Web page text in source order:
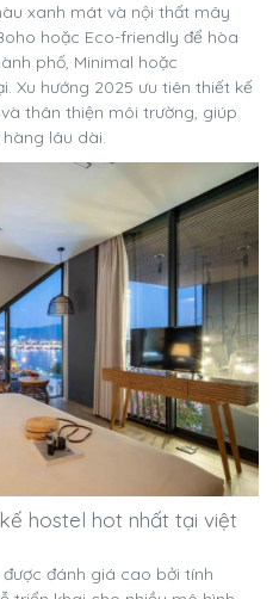
xanh mát và nội thất mây
hoặc Eco-friendly để hòa
phố, Minimal hoặc
Xu hướng 2025 ưu tiên thiết kế
thân thiện môi trường, giúp
lâu dài.
hostel hot nhất tại việt
đánh giá cao bởi tính